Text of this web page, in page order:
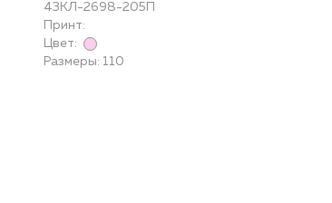
43КЛ-2698-205П
Принт:
Цвет:
Размеры: 110